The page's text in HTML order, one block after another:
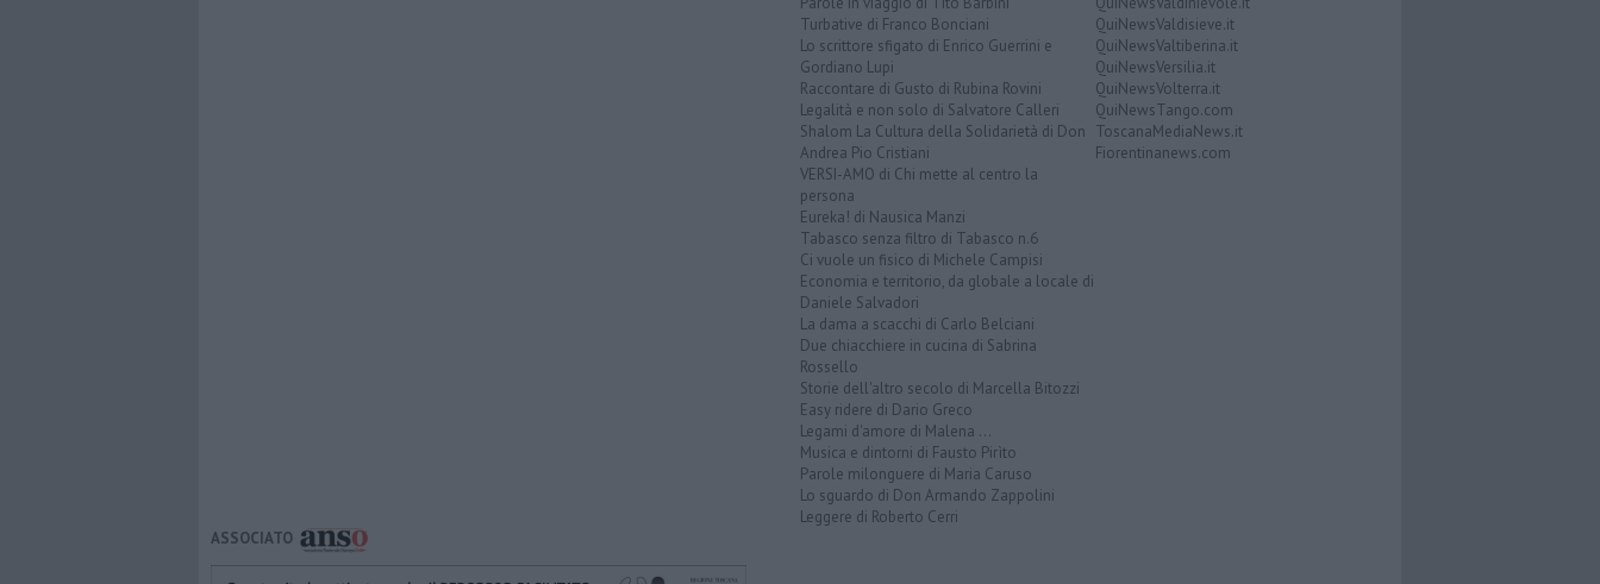
Turbative di Franco Bonciani
Lo scrittore sfigato di Enrico Guerrini e
Gordiano Lupi
Raccontare di Gusto di Rubina Rovini
Legalità e non solo di Salvatore Calleri
Shalom La Cultura della Solidarietà di Don
Andrea Pio Cristiani
VERSI-AMO di Chi mette al centro la
persona
Eureka! di Nausica Manzi
Tabasco senza filtro di Tabasco n.6
Ci vuole un fisico di Michele Campisi
Economia e territorio, da globale a locale di
Daniele Salvadori
La dama a scacchi di Carlo Belciani
Due chiacchiere in cucina di Sabrina
Rossello
Storie dell'altro secolo di Marcella Bitozzi
Easy ridere di Dario Greco
Legami d'amore di Malena ...
Musica e dintorni di Fausto Pirìto
Parole milonguere di Maria Caruso
Lo sguardo di Don Armando Zappolini
Leggere di Roberto Cerri
QuiNewsValdisieve.it
QuiNewsValtiberina.it
QuiNewsVersilia.it
QuiNewsVolterra.it
QuiNewsTango.com
ToscanaMediaNews.it
Fiorentinanews.com
ASSOCIATO